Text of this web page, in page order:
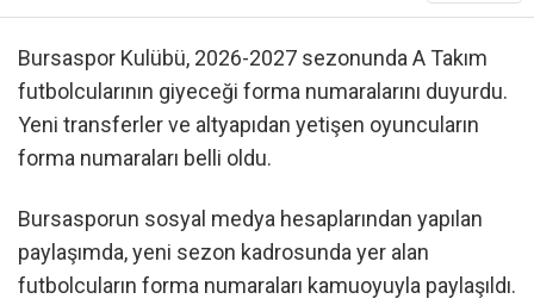
Bursaspor Kulübü, 2026-2027 sezonunda A Takım
futbolcularının giyeceği forma numaralarını duyurdu.
Yeni transferler ve altyapıdan yetişen oyuncuların
forma numaraları belli oldu.
Bursasporun sosyal medya hesaplarından yapılan
paylaşımda, yeni sezon kadrosunda yer alan
futbolcuların forma numaraları kamuoyuyla paylaşıldı.